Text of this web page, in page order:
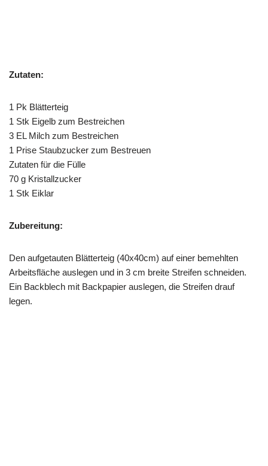
Zutaten:
1 Pk Blätterteig
1 Stk Eigelb zum Bestreichen
3 EL Milch zum Bestreichen
1 Prise Staubzucker zum Bestreuen
Zutaten für die Fülle
70 g Kristallzucker
1 Stk Eiklar
Zubereitung:
Den aufgetauten Blätterteig (40x40cm) auf einer bemehlten
Arbeitsfläche auslegen und in 3 cm breite Streifen schneiden.
Ein Backblech mit Backpapier auslegen, die Streifen drauf
legen.